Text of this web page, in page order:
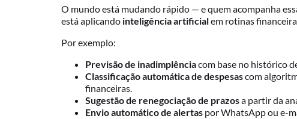
O mundo está mudando rápido — e quem acompanha
está aplicando inteligência artificialem rotinas
Por exemplo:
Previsão de inadimplênciacom base no histórico
Classificação automática de despesascom
financeiras.
Sugestão de renegociação de prazosa partir da
Envio automático de alertas por WhatsApp ou e-